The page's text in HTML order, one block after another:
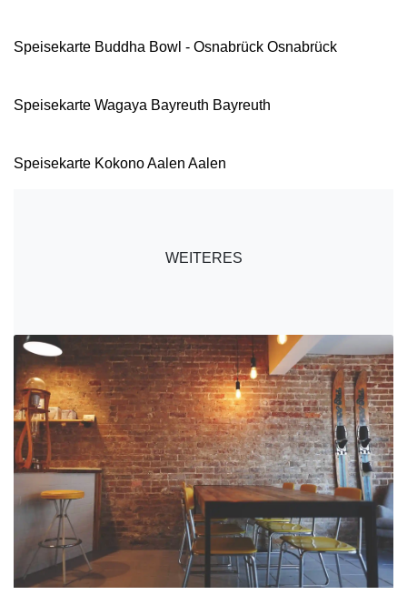
Speisekarte Buddha Bowl - Osnabrück Osnabrück
Speisekarte Wagaya Bayreuth Bayreuth
Speisekarte Kokono Aalen Aalen
WEITERES